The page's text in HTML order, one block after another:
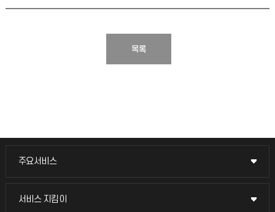
목록
주요서비스
주요서비스
교무회의방송
서비스 지킴이
서비스 지킴이